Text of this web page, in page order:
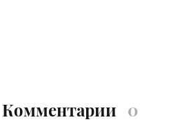
Комментарии 0